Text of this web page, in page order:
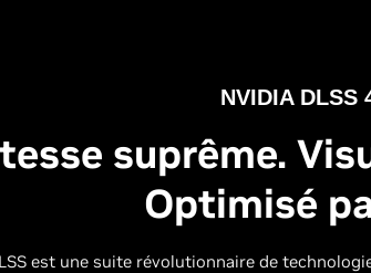
NVIDIA DLSS
suprême.
Optimisé
est une suite révolutionnaire de